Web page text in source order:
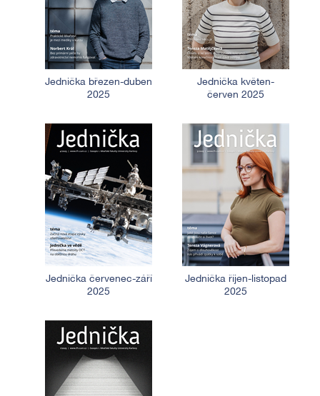
Jednička březen-duben
2025
Jednička květen-
červen 2025
Jednička červenec-září
2025
Jednička říjen-listopad
2025